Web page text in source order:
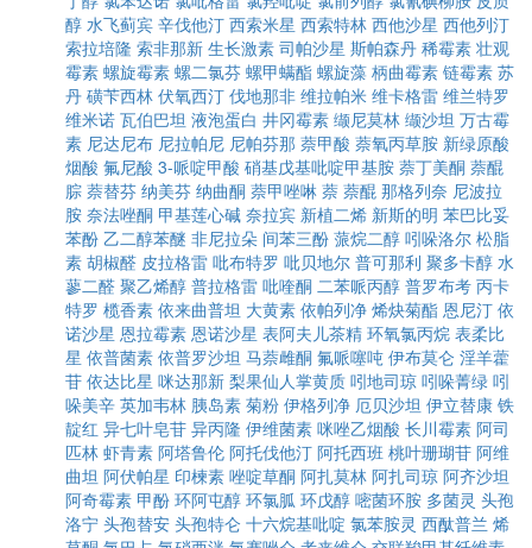
醇 水飞蓟宾 辛伐他汀 西索米星 西索特林 西他沙星 西他列汀
索拉培隆 索非那新 生长激素 司帕沙星 斯帕森丹 稀霉素 壮观
霉素 螺旋霉素 螺二氯芬 螺甲螨酯 螺旋藻 柄曲霉素 链霉素 苏
丹 磺苄西林 伏氧西汀 伐地那非 维拉帕米 维卡格雷 维兰特罗
维米诺 瓦伯巴坦 液泡蛋白 井冈霉素 缬尼莫林 缬沙坦 万古霉
素 尼达尼布 尼拉帕尼 尼帕芬那 萘甲酸 萘氧丙草胺 新绿原酸
烟酸 氟尼酸 3-哌啶甲酸 硝基戊基吡啶甲基胺 萘丁美酮 萘醌
腙 萘替芬 纳美芬 纳曲酮 萘甲唑啉 萘 萘醌 那格列奈 尼波拉
胺 奈法唑酮 甲基莲心碱 奈拉宾 新植二烯 新斯的明 苯巴比妥
苯酚 乙二醇苯醚 非尼拉朵 间苯三酚 蒎烷二醇 吲哚洛尔 松脂
素 胡椒醛 皮拉格雷 吡布特罗 吡贝地尔 普可那利 聚多卡醇 水
蓼二醛 聚乙烯醇 普拉格雷 吡喹酮 二苯哌丙醇 普罗布考 丙卡
特罗 榄香素 依来曲普坦 大黄素 依帕列净 烯炔菊酯 恩尼汀 依
诺沙星 恩拉霉素 恩诺沙星 表阿夫儿茶精 环氧氯丙烷 表柔比
星 依普菌素 依普罗沙坦 马萘雌酮 氟哌噻吨 伊布莫仑 淫羊藿
苷 依达比星 咪达那新 梨果仙人掌黄质 吲地司琼 吲哚菁绿 吲
哚美辛 英加韦林 胰岛素 菊粉 伊格列净 厄贝沙坦 伊立替康 铁
靛红 异七叶皂苷 异丙隆 伊维菌素 咪唑乙烟酸 长川霉素 阿司
匹林 虾青素 阿塔鲁伦 阿托伐他汀 阿托西班 桃叶珊瑚苷 阿维
曲坦 阿伏帕星 印楝素 唑啶草酮 阿扎莫林 阿扎司琼 阿齐沙坦
阿奇霉素 甲酚 环阿屯醇 环氯胍 环戊醇 嘧菌环胺 多菌灵 头孢
洛宁 头孢替安 头孢特仑 十六烷基吡啶 氯苯胺灵 西酞普兰 烯